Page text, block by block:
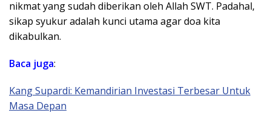
nikmat yang sudah diberikan oleh Allah SWT. Padahal,
sikap syukur adalah kunci utama agar doa kita
dikabulkan.
Baca juga:
Kang Supardi: Kemandirian Investasi Terbesar Untuk
Masa Depan